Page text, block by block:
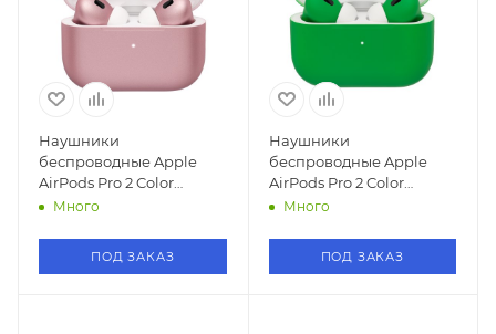
Наушники
беспроводные Apple
AirPods Pro 2 Color
(Розовое Золото)
Много
ПОД ЗАКАЗ
Наушники
беспроводные Apple
AirPods Pro 2 Color
(Green/Зеленый)
Много
ПОД ЗАКАЗ